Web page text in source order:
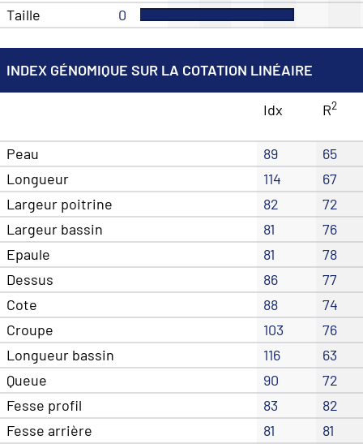
Taille
0
INDEX GÉNOMIQUE SUR LA COTATION LINÉAIRE
Idx R2
Peau 89
65
Longueur
114
67
Largeur poitrine
82
72
Largeur bassin
81
76
Epaule
81
78
Dessus
86
77
Cote
88
74
Croupe
103
76
Longueur bassin
116
63
Queue
90
72
Fesse profil
83
82
Fesse arrière
81 81